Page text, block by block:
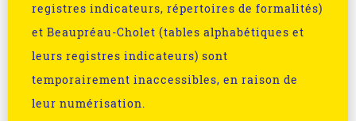
registres indicateurs, répertoires de formalités)
et Beaupréau-Cholet (tables alphabétiques et
leurs registres indicateurs) sont
temporairement inaccessibles, en raison de
leur numérisation.